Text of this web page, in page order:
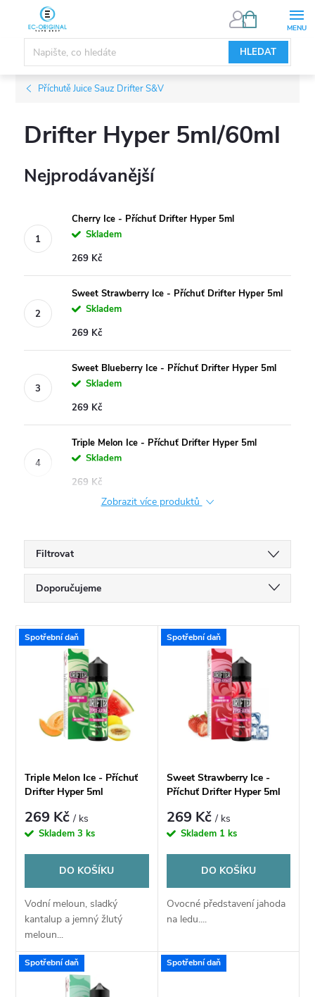
obsah
HLEDAT
NÁKUPNÍ
Příchutě Juice Sauz Drifter S&V
Drifter Hyper 5ml/60ml
Nejprodávanější
Cherry Ice - Příchuť Drifter Hyper 5ml
Skladem
269 Kč
Sweet Strawberry Ice - Příchuť Drifter Hyper 5ml
Skladem
269 Kč
Sweet Blueberry Ice - Příchuť Drifter Hyper 5ml
Skladem
269 Kč
Triple Melon Ice - Příchuť Drifter Hyper 5ml
Skladem
269 Kč
Zobrazit více produktů
Filtrovat
Ř
a
n
í
p
r
d
u
k
Doporučujeme
Nejdražší
Nejprodávanější
Abecedně
V
p
s
p
r
o
d
u
Spotřební daň
Triple Melon Ice - Příchuť
Drifter Hyper 5ml
269 Kč/ ks
Skladem3 ks
DO KOŠÍKU
Vodní meloun, sladký
kantalup a jemný žlutý
meloun...
Spotřební daň
Sweet Strawberry Ice -
Příchuť Drifter Hyper 5ml
269 Kč/ ks
Skladem 1 ks
DO KOŠÍKU
Ovocné představení jahoda
na ledu....
Spotřební daň Spotřební daň